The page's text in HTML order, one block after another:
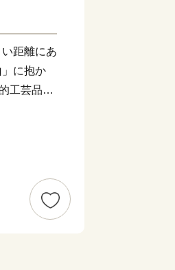
距離にあ
に抱か
工芸品
して知ら
刹「興国
最大最
藤「迎接
彩られてい